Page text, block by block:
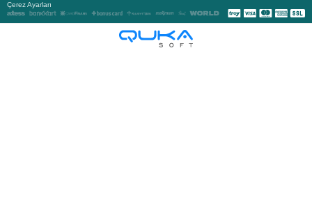
Çerez Ayarları